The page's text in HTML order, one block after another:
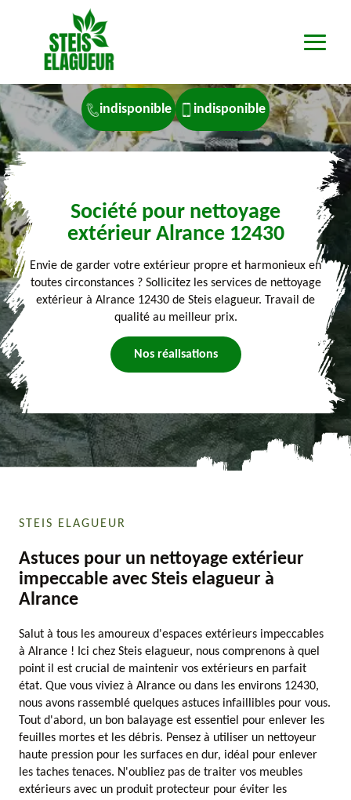
indisponible indisponible
Société pour nettoyage
extérieur Alrance 12430
Envie de garder votre extérieur propre et harmonieux en
toutes circonstances ? Sollicitez les services de nettoyage
extérieur à Alrance 12430 de Steis elagueur. Travail de
qualité au meilleur prix.
Nos réalisations
STEIS ELAGUEUR
Astuces pour un nettoyage extérieur
impeccable avec Steis elagueur à
Alrance
Salut à tous les amoureux d'espaces extérieurs impeccables
à Alrance ! Ici chez Steis elagueur, nous comprenons à quel
point il est crucial de maintenir vos extérieurs en parfait
état. Que vous viviez à Alrance ou dans les environs 12430,
nous avons rassemblé quelques astuces infaillibles pour vous.
Tout d'abord, un bon balayage est essentiel pour enlever les
feuilles mortes et les débris. Pensez à utiliser un nettoyeur
haute pression pour les surfaces en dur, idéal pour enlever
les taches tenaces. N'oubliez pas de traiter vos meubles
extérieurs avec un produit protecteur pour éviter les